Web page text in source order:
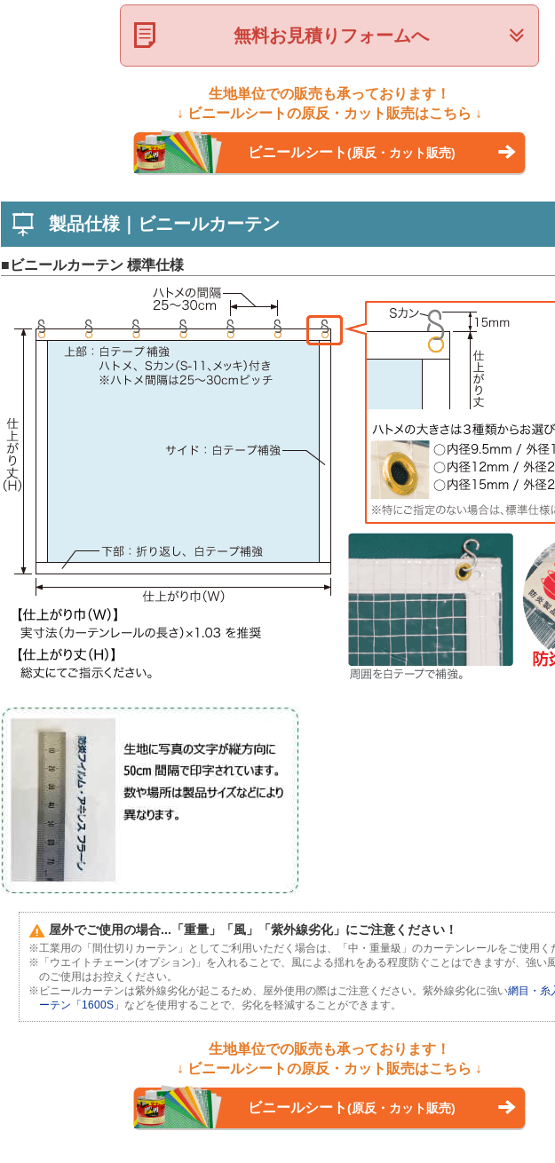
無料お見積りフォームへ
生地単位での販売も承っております！
↓ ビニールシートの原反・カット販売はこちら ↓
ビニールシート(原反・カット販売)
製品仕様｜ビニールカーテン
■ビニールカーテン 標準仕様
屋外でご使用の場合...「重量」「風」「紫外線劣化」にご注意ください！
※工業用の「間仕切りカーテン」としてご利用いただく場合は、「中・重量級」のカーテンレールをご使用く
※「ウエイトチェーン(オプション)」を入れることで、風による揺れをある程度防ぐことはできますが、強い
のご使用はお控えください。
※ビニールカーテンは紫外線劣化が起こるため、屋外使用の際はご注意ください。紫外線劣化に強い網目・糸
ーテン「1600S」 などを使用することで、劣化を軽減することができます。
生地単位での販売も承っております！
↓ ビニールシートの原反・カット販売はこちら ↓
ビニールシート(原反・カット販売)